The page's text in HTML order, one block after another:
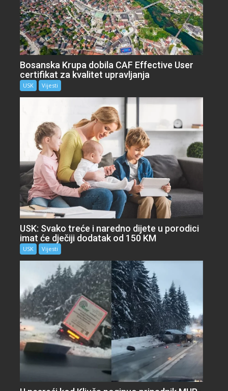
Bosanska Krupa dobila CAF Effective User
certifikat za kvalitet upravljanja
USK Vijesti
USK: Svako treće i naredno dijete u porodici
imat će dječiji dodatak od 150 KM
USK Vijesti